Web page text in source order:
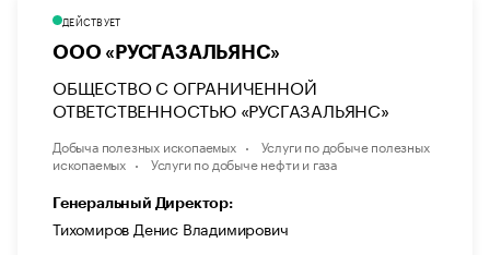
ДЕЙСТВУЕТ
ООО «РУСГАЗАЛЬЯНС»
ОБЩЕСТВО С ОГРАНИЧЕННОЙ
ОТВЕТСТВЕННОСТЬЮ «РУСГАЗАЛЬЯНС»
Добыча полезных ископаемых
Услуги по добыче полезных
ископаемых
Услуги по добыче нефти и газа
Генеральный Директор:
Тихомиров Денис Владимирович